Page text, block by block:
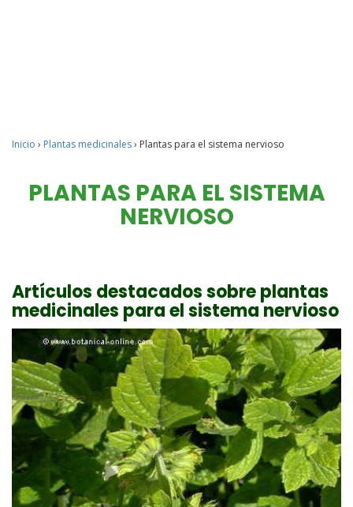
Inicio › Plantas medicinales› Plantas para el sistema nervioso
PLANTAS PARA EL SISTEMA
NERVIOSO
Artículos destacados sobre plantas
medicinales para el sistema nervioso